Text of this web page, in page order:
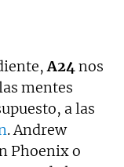
A24nos
mentes
a las
. Andrew
Phoenix o